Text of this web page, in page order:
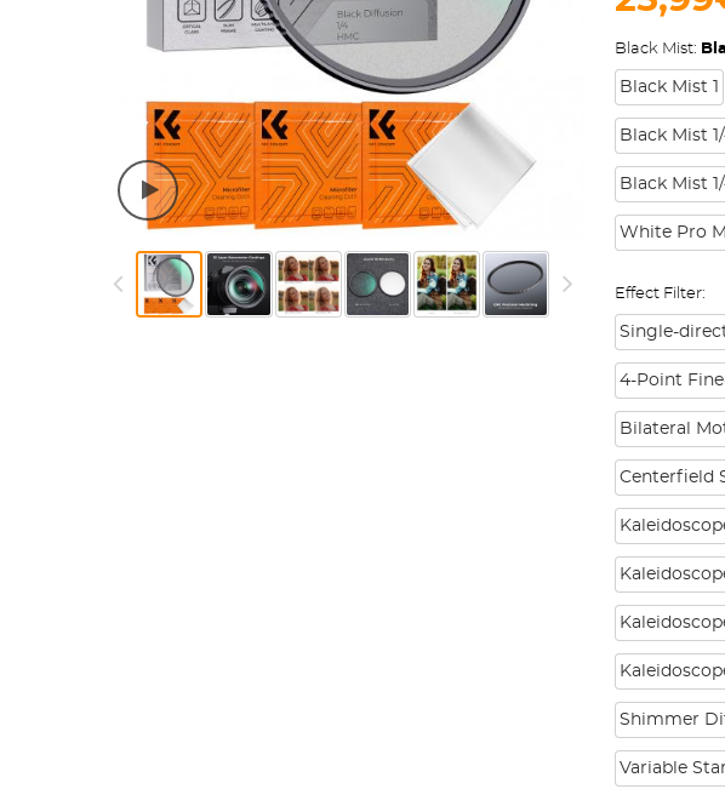
Black Mist:
Black Mist 1
Black Mist
Black Mist
White Pro
Effect Filter:
Single-
4-Point
Bilateral
Centerfield
Shimmer
Variable